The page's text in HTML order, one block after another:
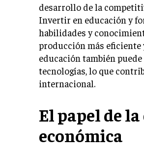
desarrollo de la
Invertir en educación y
habilidades y
producción más eficiente
educación también
tecnologías, lo que
internacional.
El papel de
económica